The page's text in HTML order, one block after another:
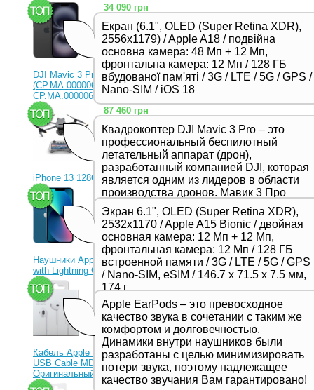
Екран (6.1", OLED (Super Retina XDR),
2556x1179) / Apple A18 / подвійна
основна камера: 48 Мп + 12 Мп,
фронтальна камера: 12 Мп / 128 ГБ
вбудованої пам'яті / 3G / LTE / 5G / GPS /
Nano-SIM / iOS 18
34 090 грн
DJI Mavic 3 Pro (RC)
(CP.MA.00000654.01,
CP.MA.00000656.01)
Квадрокоптер DJI Mavic 3 Pro – это
профессиональный беспилотный
летательный аппарат (дрон),
разработанный компанией DJI, которая
является одним из лидеров в области
производства дронов. Мавик 3 Про
представляет собой новейшую модель
в серии Mavic и отличается высоким
качеством съемки, продвинутыми
функциями и улучшенной
производительностью,
предназначенной для
профессиональных фотографов и
видеооператоров.
87 460 грн
iPhone 13 128Gb Blue
Экран 6.1", OLED (Super Retina XDR),
2532x1170 / Apple A15 Bionic / двойная
основная камера: 12 Мп + 12 Мп,
фронтальная камера: 12 Мп / 128 ГБ
встроенной памяти / 3G / LTE / 5G / GPS
/ Nano-SIM, eSIM / 146.7 х 71.5 х 7.5 мм,
174 г
23 330 грн
Наушники Apple EarPods
with Lightning Connector
Apple EarPods – это превосходное
качество звука в сочетании с таким же
комфортом и долговечностью.
Динамики внутри наушников были
разработаны с целью минимизировать
потери звука, поэтому надлежащее
качество звучания Вам гарантировано!
1 350 грн
Кабель Apple Lightning to
USB Cable MD818ZM
Оригинальный!